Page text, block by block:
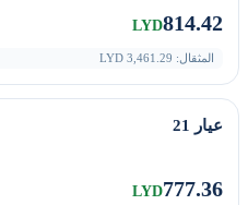
814.42
LYD
المثقال: 3,461.29
عيار 21
777.36
LYD